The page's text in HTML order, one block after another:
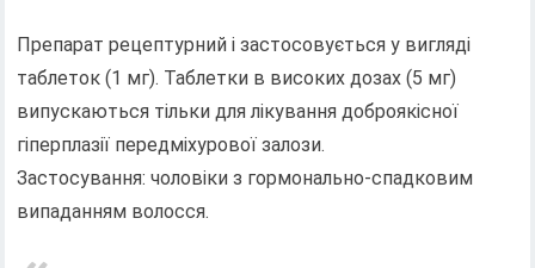
Препарат рецептурний і застосовується у вигляді
таблеток (1 мг). Таблетки в високих дозах (5 мг)
випускаються тільки для лікування доброякісної
гіперплазії передміхурової залози.
Застосування: чоловіки з гормонально-спадковим
випаданням волосся.